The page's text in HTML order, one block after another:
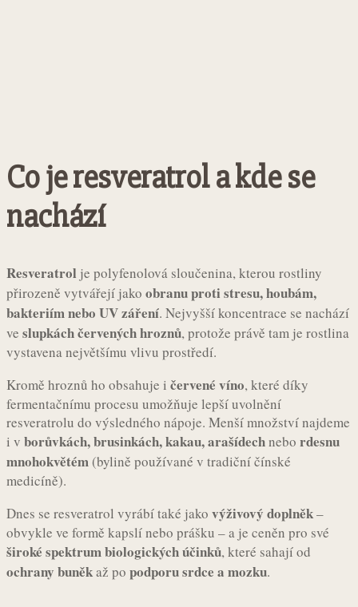
Co je resveratrol a kde se
nachází
Resveratrol je polyfenolová sloučenina, kterou rostliny
přirozeně vytvářejí jako obranu proti stresu, houbám,
bakteriím nebo UV záření. Nejvyšší koncentrace se nachází
ve slupkách červených hroznů, protože právě tam je rostlina
vystavena největšímu vlivu prostředí.
Kromě hroznů ho obsahuje i červené víno, které díky
fermentačnímu procesu umožňuje lepší uvolnění
resveratrolu do výsledného nápoje. Menší množství najdeme
i v borůvkách, brusinkách, kakau, arašídechnebo rdesnu
mnohokvětém (bylině používané v tradiční čínské
medicíně).
Dnes se resveratrol vyrábí také jako výživový doplněk–
obvykle ve formě kapslí nebo prášku – a je ceněn pro své
široké spektrum biologických účinků, které sahají od
ochrany buněkaž po podporu srdce a mozku.